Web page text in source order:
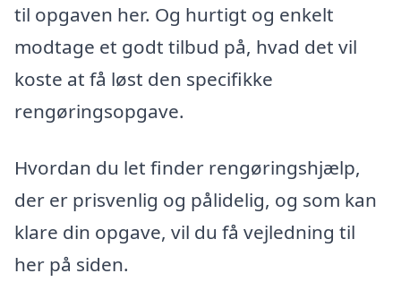
til opgaven her. Og hurtigt og enkelt
modtage et godt tilbud på, hvad det vil
koste at få løst den specifikke
rengøringsopgave.
Hvordan du let finder rengøringshjælp,
der er prisvenlig og pålidelig, og som kan
klare din opgave, vil du få vejledning til
her på siden.